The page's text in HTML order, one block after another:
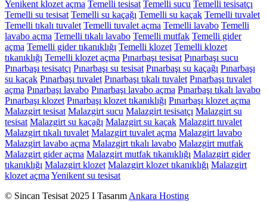
Yenikent klozet açma Temelli tesisat Temelli sucu Temelli tesisatçı
Temelli su tesisat Temelli su kaçağı Temelli su kaçak Temelli tuvalet
Temelli tıkalı tuvalet Temelli tuvalet açma Temelli lavabo Temelli
lavabo açma Temelli tıkalı lavabo Temelli mutfak Temelli gider
açma Temelli gider tıkanıklığı Temelli klozet Temelli klozet
tıkanıklığı Temelli klozet açma Pınarbaşı tesisat Pınarbaşı sucu
Pınarbaşı tesisatçı Pınarbaşı su tesisat Pınarbaşı su kaçağı Pınarbaşı
su kaçak Pınarbaşı tuvalet Pınarbaşı tıkalı tuvalet Pınarbaşı tuvalet
açma Pınarbaşı lavabo Pınarbaşı lavabo açma Pınarbaşı tıkalı lavabo
Pınarbaşı klozet Pınarbaşı klozet tıkanıklığı Pınarbaşı klozet açma
Malazgirt tesisat Malazgirt sucu Malazgirt tesisatçı Malazgirt su
tesisat Malazgirt su kaçağı Malazgirt su kaçak Malazgirt tuvalet
Malazgirt tıkalı tuvalet Malazgirt tuvalet açma Malazgirt lavabo
Malazgirt lavabo açma Malazgirt tıkalı lavabo Malazgirt mutfak
Malazgirt gider açma Malazgirt mutfak tıkanıklığı Malazgirt gider
tıkanıklığı Malazgirt klozet Malazgirt klozet tıkanıklığı Malazgirt
klozet açma Yenikent su tesisat
© Sincan Tesisat 2025 I Tasarım Ankara Hosting